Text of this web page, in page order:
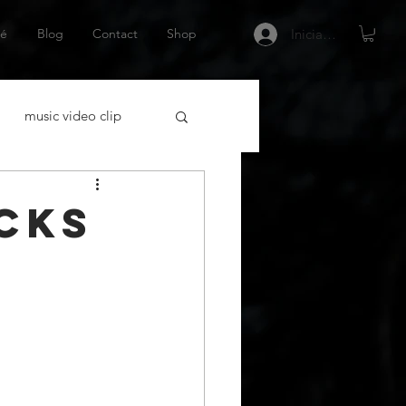
Blog Contact Shop Iniciar sesión
music video clip